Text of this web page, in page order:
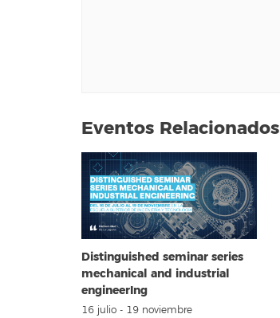
Eventos Relacionados
Distinguished seminar series
mechanical and industrial
engineerIng
16 julio - 19 noviembre